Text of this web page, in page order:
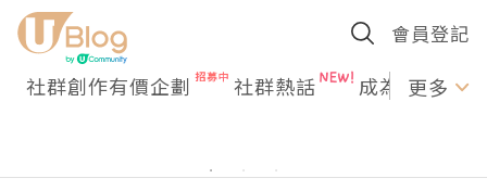
會員登記
社群創作有價企劃 社群熱話 成為U更多